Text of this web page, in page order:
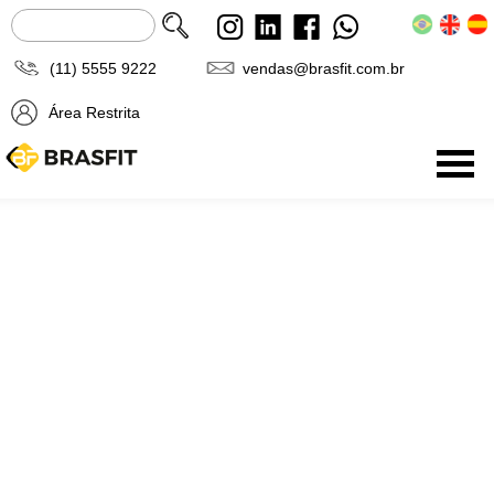
(11) 5555 9222 vendas@brasfit.com.br
Área Restrita